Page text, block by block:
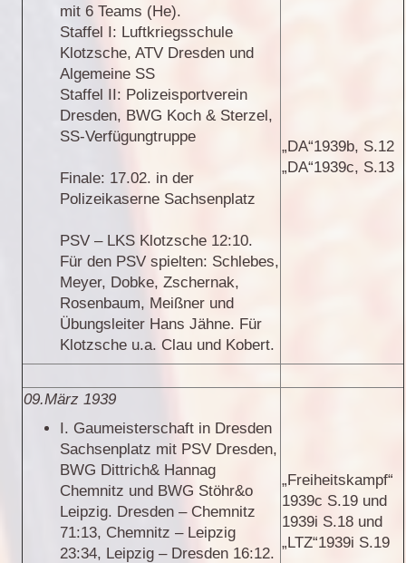
mit 6 Teams (He).
Staffel I: Luftkriegsschule
Klotzsche, ATV Dresden und
Algemeine SS
Staffel II: Polizeisportverein
Dresden, BWG Koch & Sterzel,
SS-Verfügungtruppe
Finale: 17.02. in der
Polizeikaserne Sachsenplatz
PSV – LKS Klotzsche 12:10.
Für den PSV spielten: Schlebes,
Meyer, Dobke, Zschernak,
Rosenbaum, Meißner und
Übungsleiter Hans Jähne. Für
Klotzsche u.a. Clau und Kobert.
„DA“1939b, S.12
„DA“1939c, S.13
09.März 1939
I. Gaumeisterschaft in Dresden
Sachsenplatz mit PSV Dresden,
BWG Dittrich& Hannag
Chemnitz und BWG Stöhr&o
Leipzig. Dresden – Chemnitz
71:13, Chemnitz – Leipzig
23:34, Leipzig – Dresden 16:12.
„Freiheitskampf“
1939c S.19 und
1939i S.18 und
„LTZ“1939i S.19